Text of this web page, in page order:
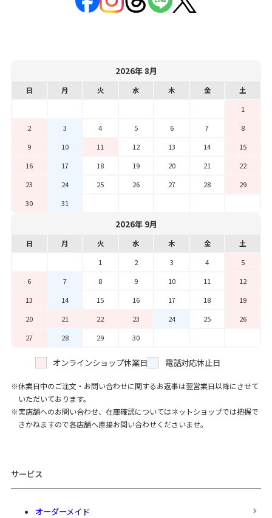
2026年 8月
日 月 火 水 木 金
土
1
2
3 4 5 6 7
8
9
10 11 12 13 14
15
16
17 18 19 20 21
22
23
24 25 26 27 28
29
30
31
2026年 9月
日 月 火 水 木 金
土
1
2 3 4
5
6
7 8 9 10 11
12
13
14 15 16 17 18
19
20
21 22 23 24 25
26
27
28 29 30
オンラインショップ休業日 電話対応休止日
休業日中のご注文・お問い合わせに関するお返事は翌営業日以降にさせて
いただいております。
実店舗へのお問い合わせ、在庫確認についてはネットショップでは把握で
きかねますので各店舗へ直接お問い合わせくださいませ。
サービス
オーダーメイド